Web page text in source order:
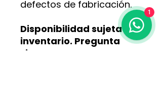
defectos de fabricación.
Disponibilidad sujeta a
inventario. Pregunta
siempre por nuestros
1